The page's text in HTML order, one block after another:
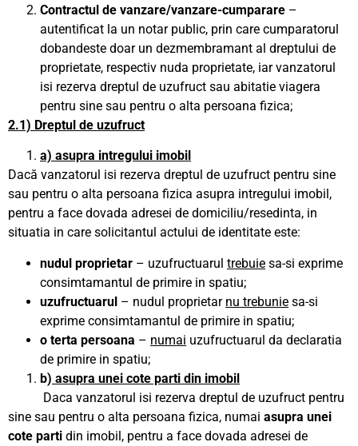
Contractul de vanzare/vanzare-cumparare –
autentificat la un notar public, prin care cumparatorul
dobandeste doar un dezmembramant al dreptului de
proprietate, respectiv nuda proprietate, iar vanzatorul
isi rezerva dreptul de uzufruct sau abitatie viagera
pentru sine sau pentru o alta persoana fizica;
2.1) Dreptul de uzufruct
a) asupra intregului imobil
Dacă vanzatorul isi rezerva dreptul de uzufruct pentru sine
sau pentru o alta persoana fizica asupra intregului imobil,
pentru a face dovada adresei de domiciliu/resedinta, in
situatia in care solicitantul actului de identitate este:
nudul proprietar – uzufructuarul trebuie sa-si exprime
consimtamantul de primire in spatiu;
uzufructuarul – nudul proprietar nu trebunie sa-si
exprime consimtamantul de primire in spatiu;
o terta persoana – numai uzufructuarul da declaratia
de primire in spatiu;
b) asupra unei cote parti din imobil
Daca vanzatorul isi rezerva dreptul de uzufruct pentru
sine sau pentru o alta persoana fizica, numai asupra unei
cote parti din imobil, pentru a face dovada adresei de